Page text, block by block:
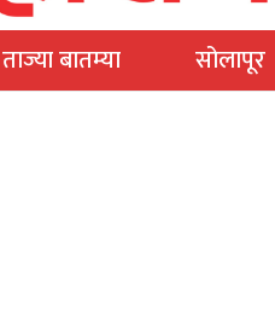
ताज्या बातम्या सोलापूर